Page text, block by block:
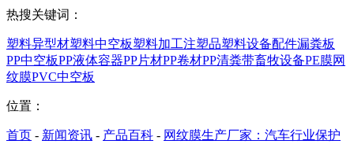
热搜关键词：
塑料异型材塑料中空板塑料加工注塑品塑料设备配件漏粪板
PP中空板PP液体容器PP片材PP卷材PP清粪带畜牧设备PE膜网
纹膜PVC中空板
位置：
首页 - 新闻资讯 - 产品百科 - 网纹膜生产厂家：汽车行业保护